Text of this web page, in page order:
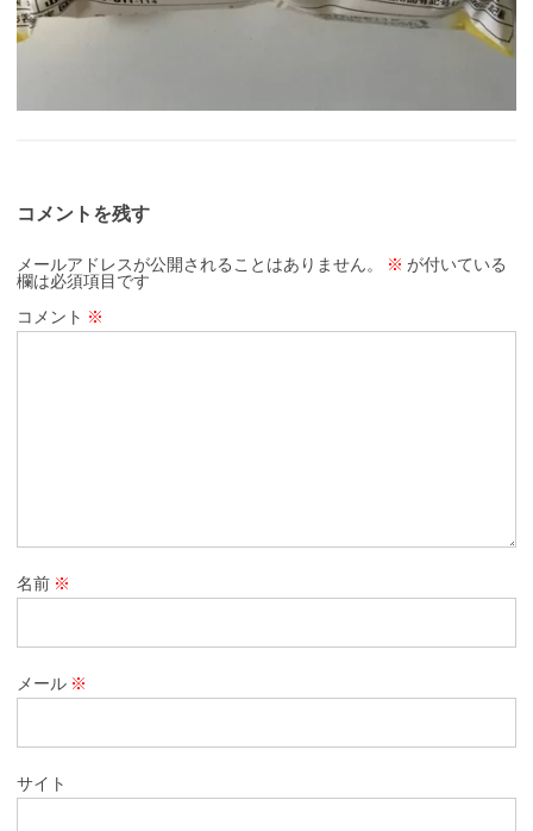
コメントを残す
メールアドレスが公開されることはありません。 ※ が付いている
欄は必須項目です
コメント ※
名前 ※
メール ※
サイト